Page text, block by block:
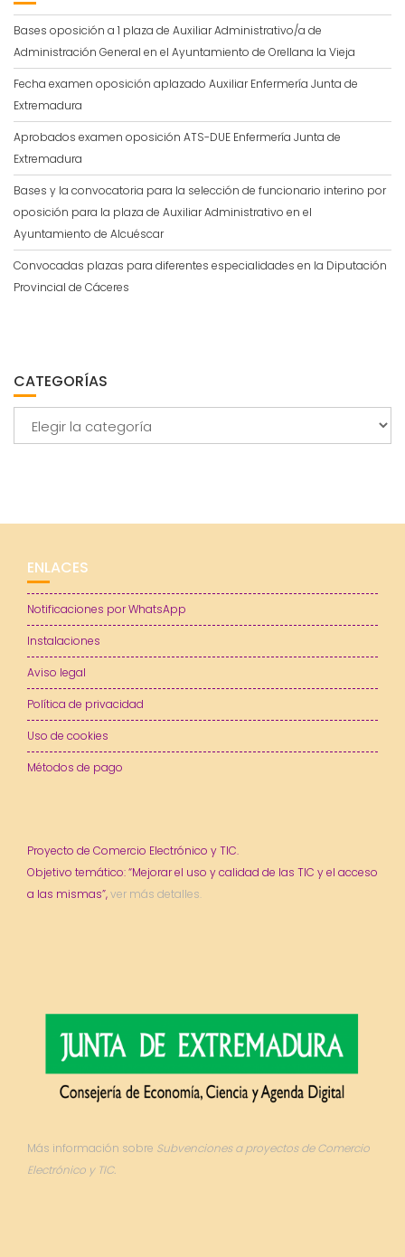
Bases oposición a 1 plaza de Auxiliar Administrativo/a de
Administración General en el Ayuntamiento de Orellana la Vieja
Fecha examen oposición aplazado Auxiliar Enfermería Junta de
Extremadura
Aprobados examen oposición ATS-DUE Enfermería Junta de
Extremadura
Bases y la convocatoria para la selección de funcionario interino por
oposición para la plaza de Auxiliar Administrativo en el
Ayuntamiento de Alcuéscar
Convocadas plazas para diferentes especialidades en la Diputación
Provincial de Cáceres
CATEGORÍAS
ENLACES
Notificaciones por WhatsApp
Instalaciones
Aviso legal
Política de privacidad
Uso de cookies
Métodos de pago
Proyecto de Comercio Electrónico y TIC.
Objetivo temático: “Mejorar el uso y calidad de las TIC y el acceso
a las mismas”,ver más detalles.
Más información sobre Subvenciones a proyectos de Comercio
Electrónico y TIC.